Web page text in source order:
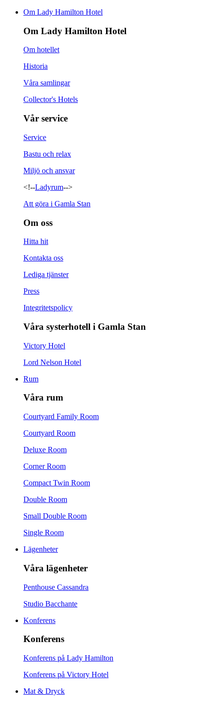
Om Lady Hamilton Hotel
Om Lady Hamilton Hotel
Om hotellet
Historia
Våra samlingar
Collector's Hotels
Vår service
Service
Bastu och relax
Miljö och ansvar
<!--Ladyrum-->
Att göra i Gamla Stan
Om oss
Hitta hit
Kontakta oss
Lediga tjänster
Press
Integritetspolicy
Våra systerhotell i Gamla Stan
Victory Hotel
Lord Nelson Hotel
Rum
Våra rum
Courtyard Family Room
Courtyard Room
Deluxe Room
Corner Room
Compact Twin Room
Double Room
Small Double Room
Single Room
Lägenheter
Våra lägenheter
Penthouse Cassandra
Studio Bacchante
Konferens
Konferens
Konferens på Lady Hamilton
Konferens på Victory Hotel
Mat & Dryck